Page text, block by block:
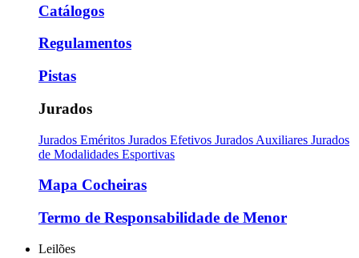
Catálogos
Regulamentos
Pistas
Jurados
Jurados Eméritos Jurados Efetivos Jurados Auxiliares Jurados
de Modalidades Esportivas
Mapa Cocheiras
Termo de Responsabilidade de Menor
Leilões